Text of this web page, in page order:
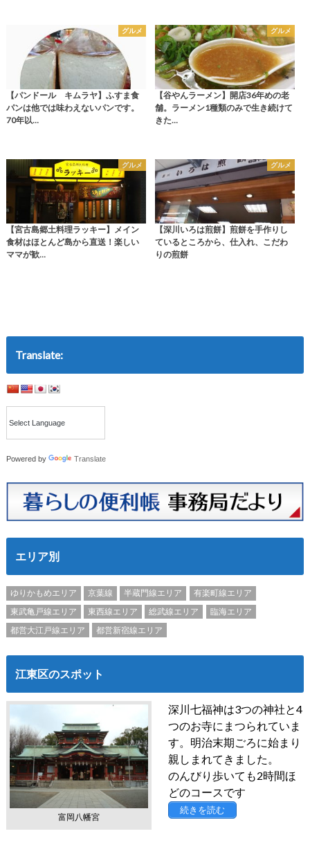
グルメ
【パンドール キムラヤ】ふすま食
パンは他では味わえないパンです。
70年以…
グルメ
【谷やんラーメン】開店36年めの老
舗。ラーメン1種類のみで生き続けて
きた…
グルメ
【宮古島郷土料理ラッキー】メイン
食材はほとんど島から直送！楽しい
ママが歓…
グルメ
【深川いろは煎餅】煎餅を手作りし
ているところから、仕入れ、こだわ
りの煎餅
Translate:
Powered by Translate
エリア別
ゆりかもめエリア 京葉線 半蔵門線エリア
有楽町線エリア
東武亀戸線エリア
東西線エリア 総武線エリア
臨海エリア
都営大江戸線エリア
都営新宿線エリア
江東区のスポット
富岡八幡宮
深川七福神は3つの神社と4
つのお寺にまつられていま
す。明治末期ごろに始まり
親しまれてきました。
のんびり歩いても2時間ほ
どのコースです
続きを読む